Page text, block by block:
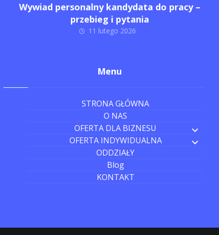
Wywiad personalny kandydata do pracy –
przebieg i pytania
11 lutego 2026
Menu
STRONA GŁÓWNA
O NAS
OFERTA DLA BIZNESU
OFERTA INDYWIDUALNA
ODDZIAŁY
Blog
KONTAKT